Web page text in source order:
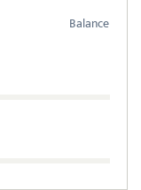
Balance